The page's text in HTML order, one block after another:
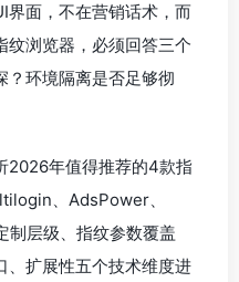
界面，不在营销话术，而
纹浏览器，必须回答三个
？环境隔离是否足够彻
2026年值得推荐的4款指
、AdsPower、
层级、指纹参数覆盖
、扩展性五个技术维度进